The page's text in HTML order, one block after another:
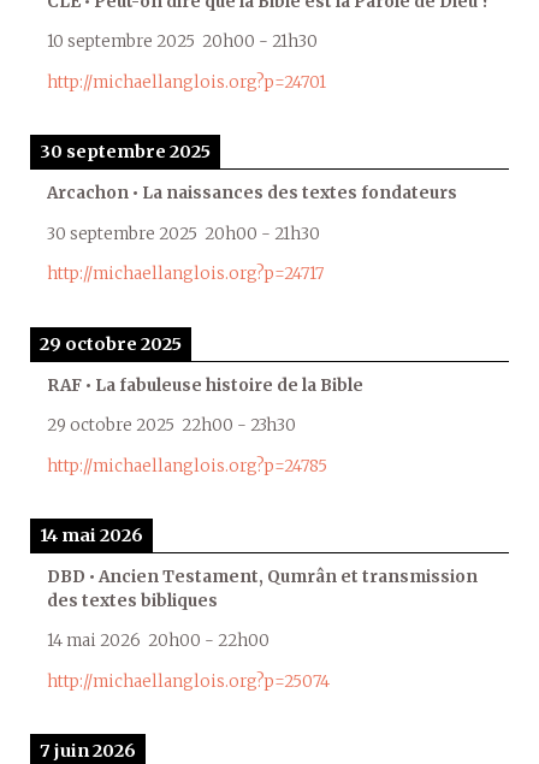
10 septembre 2025 20h00 - 21h30
http://michaellanglois.org?p=24701
30 septembre 2025
Arcachon • La naissances des textes fondateurs
30 septembre 2025 20h00 - 21h30
http://michaellanglois.org?p=24717
29 octobre 2025
RAF • La fabuleuse histoire de la Bible
29 octobre 2025 22h00 - 23h30
http://michaellanglois.org?p=24785
14 mai 2026
DBD • Ancien Testament, Qumrân et transmission
des textes bibliques
14 mai 2026 20h00 - 22h00
http://michaellanglois.org?p=25074
7 juin 2026